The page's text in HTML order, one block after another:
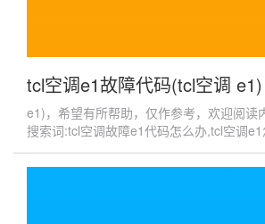
tcl空调e1故障代码(tcl空调 e1)
e1)，希望有所帮助，仅作参考，欢迎阅读
搜索词:tcl空调故障e1代码怎么办,tcl空调